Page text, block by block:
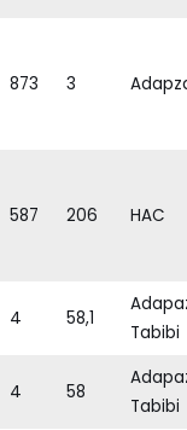
873 3
587 206 HAC
4 58,1
Tabibi
4 58
Tabibi